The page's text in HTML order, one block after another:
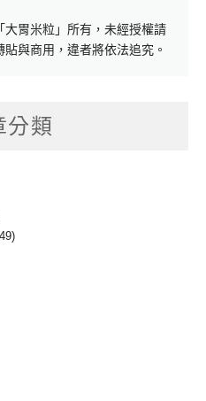
胃米粒」所有，未經授權請
與商用，違者將依法追究。
分類